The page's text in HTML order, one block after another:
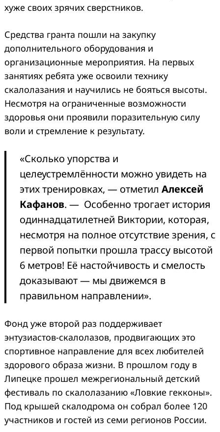
хуже своих зрячих сверстников.
Средства гранта пошли на закупку
дополнительного оборудования и
организационные мероприятия. На первых
занятиях ребята уже освоили технику
скалолазания и научились не бояться высоты.
Несмотря на ограниченные возможности
здоровья они проявили поразительную силу
воли и стремление к результату.
«Сколько упорства и
целеустремлённости можно увидеть на
этих тренировках, — отметил Алексей
Кафанов. — Особенно трогает история
одиннадцатилетней Виктории, которая,
несмотря на полное отсутствие зрения, с
первой попытки прошла трассу высотой
6 метров! Её настойчивость и смелость
доказывают — мы движемся в
правильном направлении».
Фонд уже второй раз поддерживает
энтузиастов-скалолазов, продвигающих это
спортивное направление для всех любителей
здорового образа жизни. В прошлом году в
Липецке прошел межрегиональный детский
фестиваль по скалолазанию «Ловкие гекконы».
Под крышей скалодрома он собрал более 120
участников и гостей из семи регионов России.